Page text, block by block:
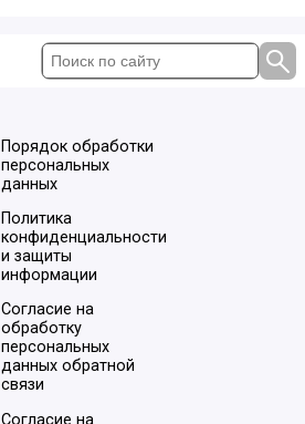
Порядок обработки
персональных
данных
Политика
конфиденциальности
и защиты
информации
Согласие на
обработку
персональных
данных обратной
связи
Согласие на